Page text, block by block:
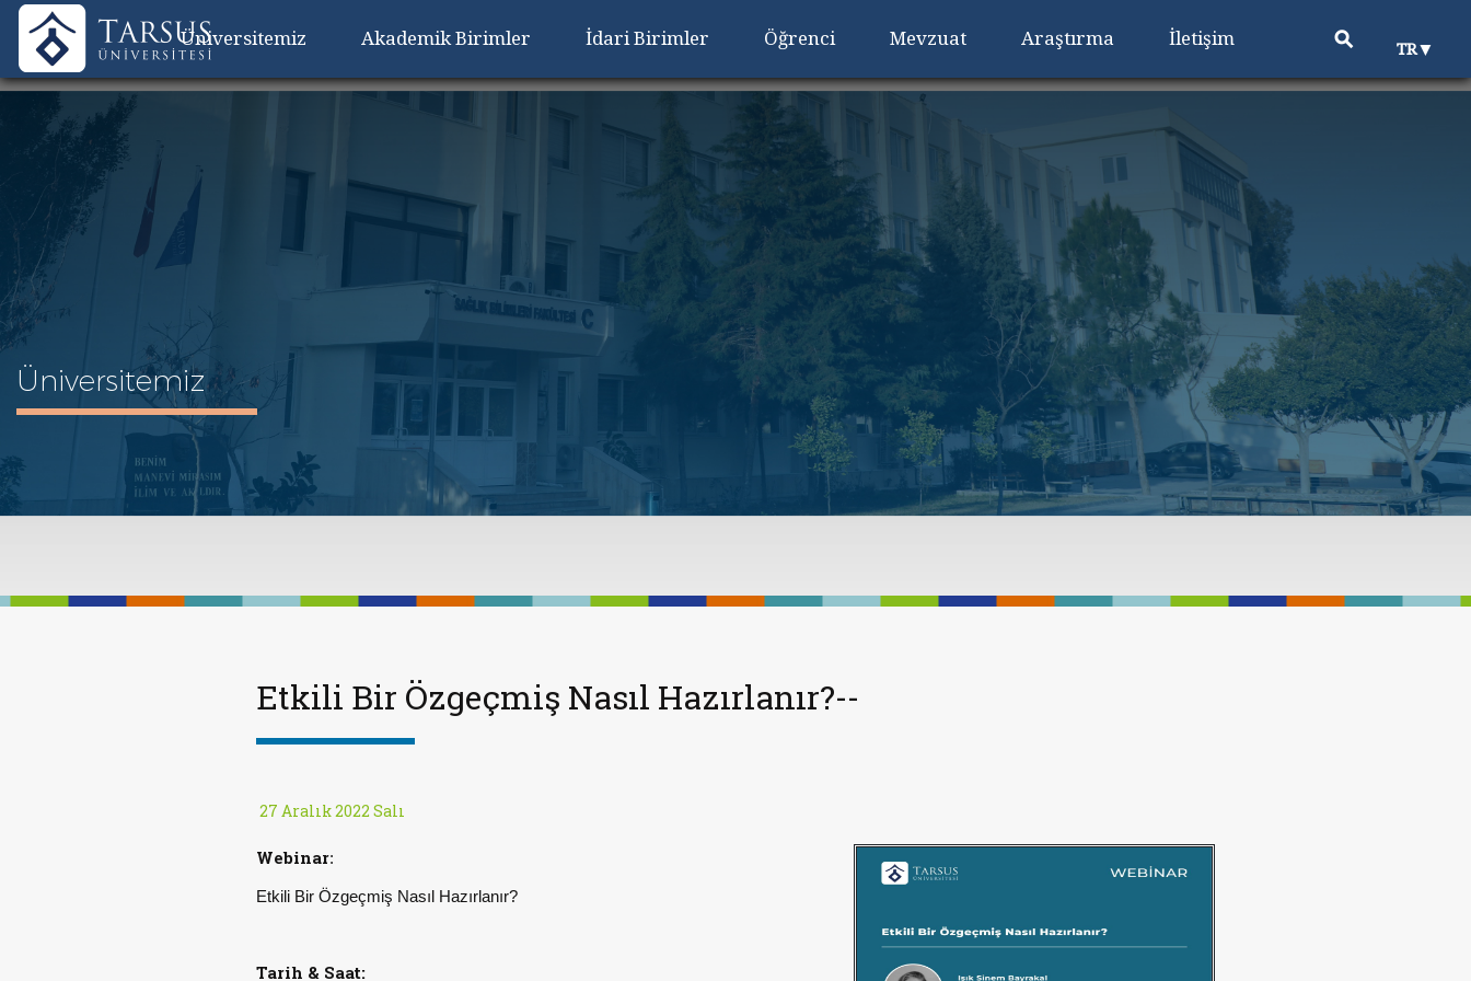
Üniversitemiz Akademik Birimler İdari Birimler Öğrenci Mevzuat Araştırma İletişim ⚲ TR▼
Üniversitemiz
Etkili Bir Özgeçmiş Nasıl Hazırlanır?--
27 Aralık 2022 Salı
Webinar:
Etkili Bir Özgeçmiş Nasıl Hazırlanır?
Tarih & Saat: